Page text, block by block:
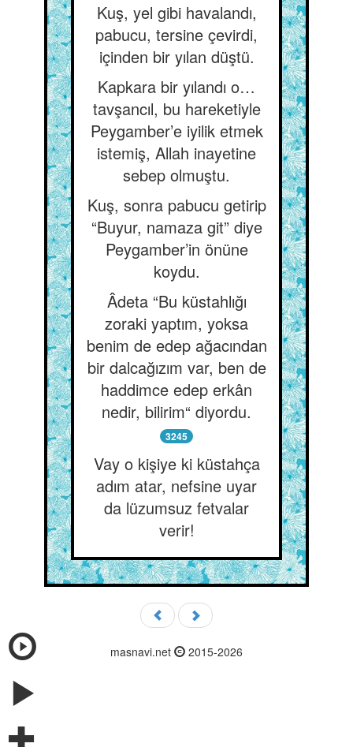
Kuş, yel gibi havalandı,
pabucu, tersine çevirdi,
içinden bir yılan düştü.
Kapkara bir yılandı o…
tavşancıl, bu hareketiyle
Peygamber’e iyilik etmek
istemiş, Allah inayetine
sebep olmuştu.
Kuş, sonra pabucu getirip
“Buyur, namaza git” diye
Peygamber’in önüne
koydu.
Âdeta “Bu küstahlığı
zoraki yaptım, yoksa
benim de edep ağacından
bir dalcağızım var, ben de
haddimce edep erkân
nedir, bilirim“ diyordu.
3245
Vay o kişiye ki küstahça
adım atar, nefsine uyar
da lüzumsuz fetvalar
verir!
masnavi.net 2015-2026